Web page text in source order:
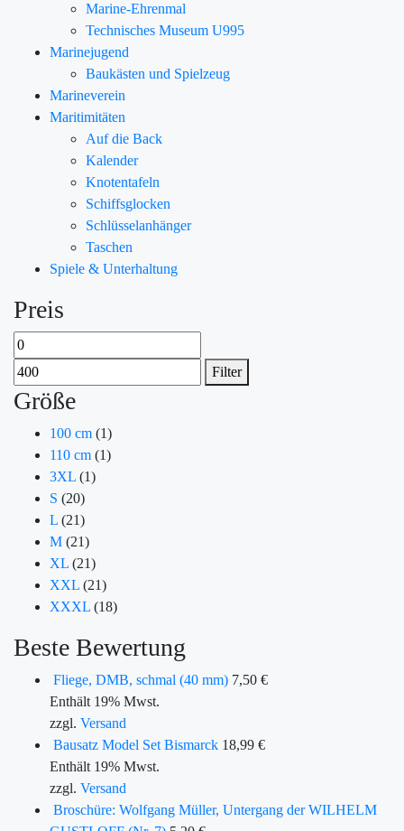
Marine-Ehrenmal
Technisches Museum U995
Marinejugend
Baukästen und Spielzeug
Marineverein
Maritimitäten
Auf die Back
Kalender
Knotentafeln
Schiffsglocken
Schlüsselanhänger
Taschen
Spiele & Unterhaltung
Preis
Filter
Größe
100 cm (1)
110 cm (1)
3XL (1)
S (20)
L (21)
M (21)
XL (21)
XXL (21)
XXXL (18)
Beste Bewertung
Fliege, DMB, schmal (40 mm) 7,50 €
Enthält 19% Mwst.
zzgl. Versand
Bausatz Model Set Bismarck 18,99 €
Enthält 19% Mwst.
zzgl. Versand
Broschüre: Wolfgang Müller, Untergang der WILHELM